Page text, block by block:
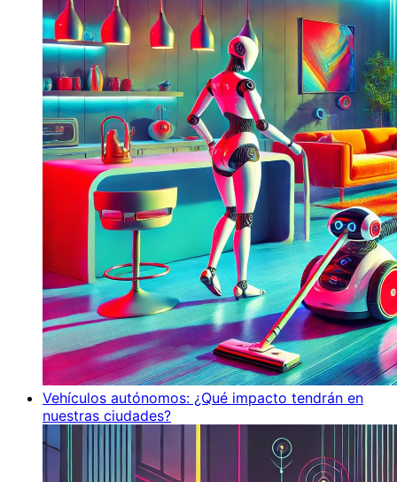
Vehículos autónomos: ¿Qué impacto tendrán en
nuestras ciudades?